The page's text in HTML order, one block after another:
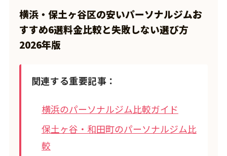
横浜・保土ヶ谷区の安いパーソナルジムお
すすめ6選料金比較と失敗しない選び方
2026年版
関連する重要記事：
横浜のパーソナルジム比較ガイド
保土ヶ谷・和田町のパーソナルジム比
較